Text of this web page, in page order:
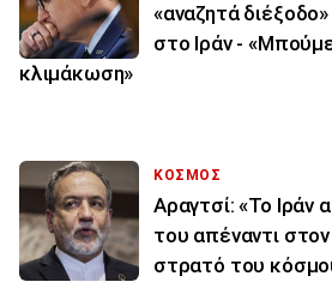
«αναζητά
στο Ιράν -
κλιμάκωση»
ΚΟΣΜΟΣ
Αραγτσί: «Το Ιράν
του απέναντι
στρατό του